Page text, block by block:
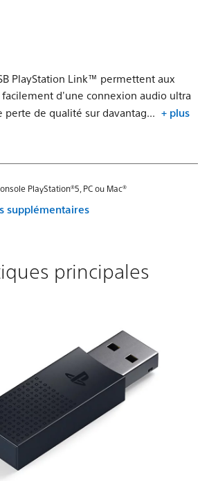
PlayStation Link™ permettent aux
d'une connexion audio ultra
perte de qualité sur davantag... + plus
PlayStation®5, PC ou Mac®
supplémentaires
principales